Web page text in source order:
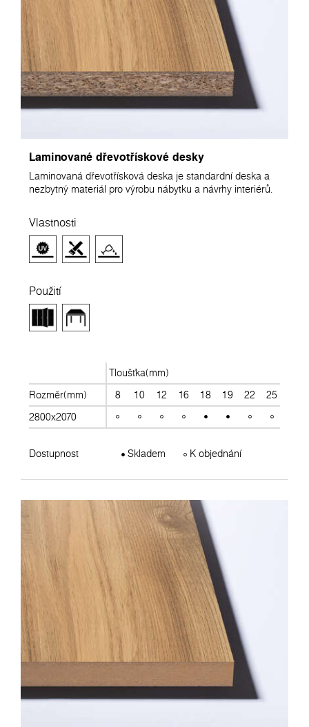
Laminované dřevotřískové desky
Laminovaná dřevotřísková deska je standardní deska a
nezbytný materiál pro výrobu nábytku a návrhy interiérů.
Vlastnosti
Použití
Tloušťka(mm)
Rozměr(mm)
8 10 12 16 18 19 22 25
2800x2070
Dostupnost Skladem K objednání